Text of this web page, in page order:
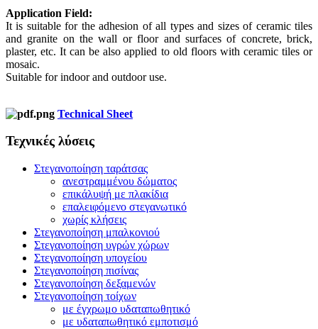
Application Field:
It is suitable for the adhesion of all types and sizes of ceramic tiles
and granite on the wall or floor and surfaces of concrete, brick,
plaster, etc. It can be also applied to old floors with ceramic tiles or
mosaic.
Suitable for indoor and outdoor use.
Technical Sheet
Τεχνικές λύσεις
Στεγανοποίηση ταράτσας
ανεστραμμένου δώματος
επικάλυψή με πλακίδια
επαλειφόμενο στεγανωτικό
χωρίς κλήσεις
Στεγανοποίηση μπαλκονιού
Στεγανοποίηση υγρών χώρων
Στεγανοποίηση υπογείου
Στεγανοποίηση πισίνας
Στεγανοποίηση δεξαμενών
Στεγανοποίηση τοίχων
με έγχρωμο υδαταπωθητικό
με υδαταπωθητικό εμποτισμό